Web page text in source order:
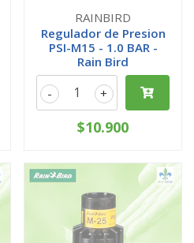
RAINBIRD
Regulador de Presion
PSI-M15 - 1.0 BAR -
Rain Bird
+
-
$10.900